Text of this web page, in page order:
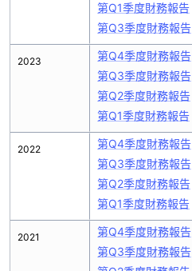
2023
2022
2021
第Q1季度財務報告
第Q3季度財務報告
第Q4季度財務報告
第Q3季度財務報告
第Q2季度財務報告
第Q1季度財務報告
第Q4季度財務報告
第Q3季度財務報告
第Q2季度財務報告
第Q1季度財務報告
第Q4季度財務報告
第Q3季度財務報告